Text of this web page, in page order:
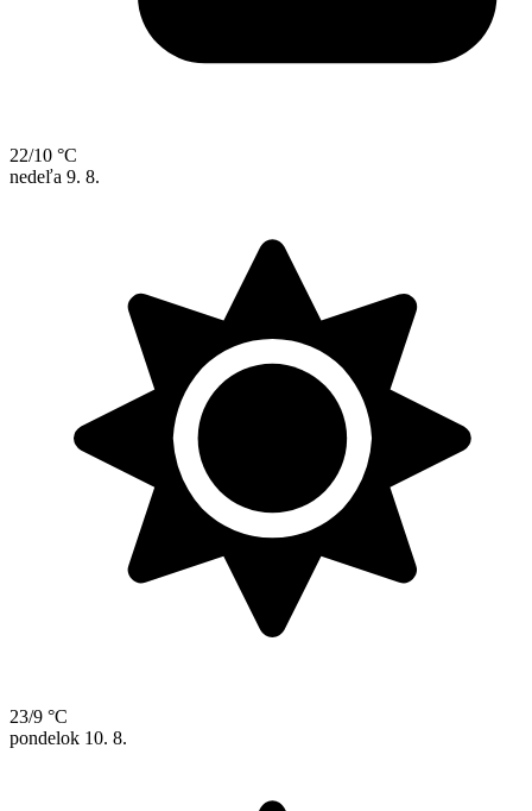
22/10 °C
nedeľa 9. 8.
23/9 °C
pondelok 10. 8.